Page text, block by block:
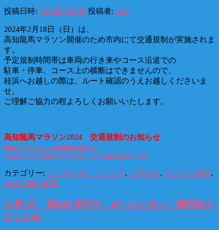
投稿日時: 2024年2月6日 投稿者: staff
2024年2月18日（日）は、
高知龍馬マラソン開催のため市内にて交通規制が実施されま
す。
予定規制時間帯は車両の行き来やコース沿道での
駐車・停車、コース上の横断はできませんので、
桂浜へお越しの際は、ルート確認のうえお越しくださいま
せ。
ご理解ご協力の程よろしくお願いいたします。
高知龍馬マラソン2024 交通規制のお知らせ
https://ryoma-marathon.jp/wp-
content/uploads/pdf/traffic_regulation2024.pdf
カテゴリー: ニュース＆トピックス, お知らせ, イベント情報,
桂浜公園の情報
12月3日 高知桂浜灯台 めったにない一般開放の
おしらせ